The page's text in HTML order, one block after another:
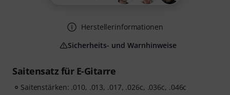
Saitensatz für E-Gitarre
Saitenstärken: .010, .013, .017, .026c, .036c, .046c
Herstellerinformationen
Sicherheits- und Warnhinweise